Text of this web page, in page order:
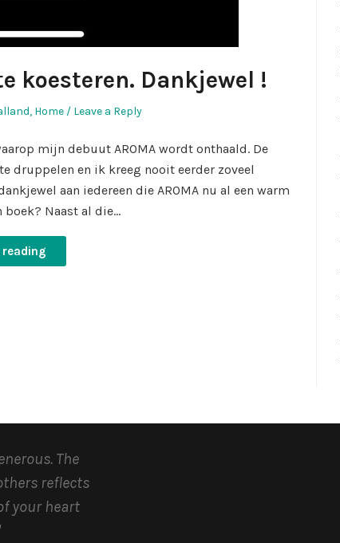
koesteren. Dankjewel !
, Home Leave a Reply
mijn debuut AROMA wordt onthaald. De
druppelen en ik kreeg nooit eerder zoveel
aan iedereen die AROMA nu al een warm
Naast al die…
reading
The
reflects
your heart